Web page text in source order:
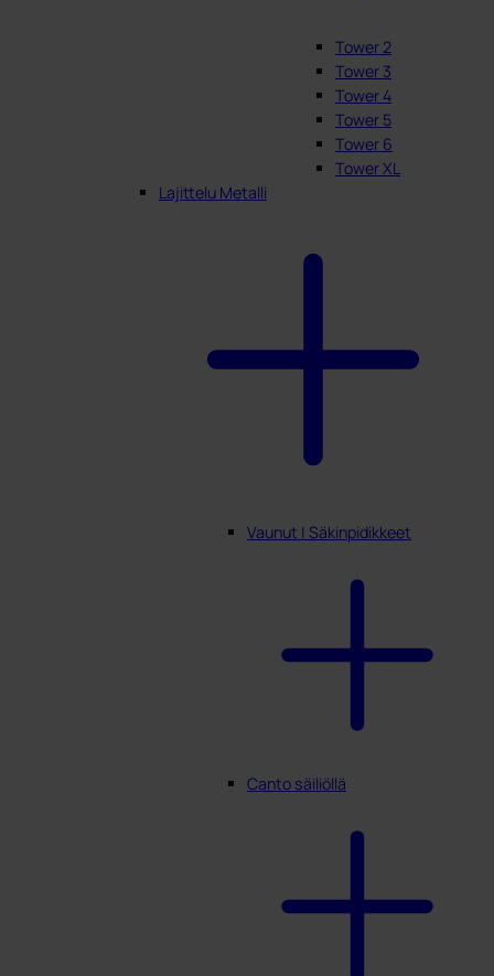
Tower 2
Tower 3
Tower 4
Tower 5
Tower 6
Tower XL
Lajittelu Metalli
Vaunut | Säkinpidikkeet
Canto säiliöllä